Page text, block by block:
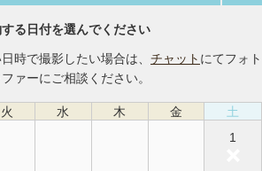
る日付を選んでください
時で撮影したい場合は、 チャット にてフォト
ァーにご相談ください。
火 水 木 金
土
1